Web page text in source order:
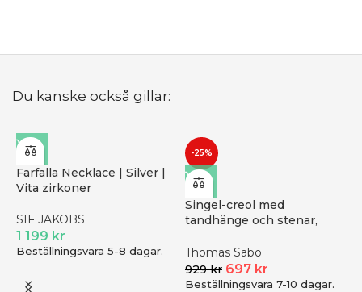
Du kanske också gillar:
Farfalla Necklace | Silver |
Vita zirkoner
SIF JAKOBS
1 199 kr
Beställningsvara 5-8 dagar.
-25%
Singel-creol med
tandhänge och stenar,
Thomas Sabo
929kr 697 kr
Beställningsvara 7-10 dagar.